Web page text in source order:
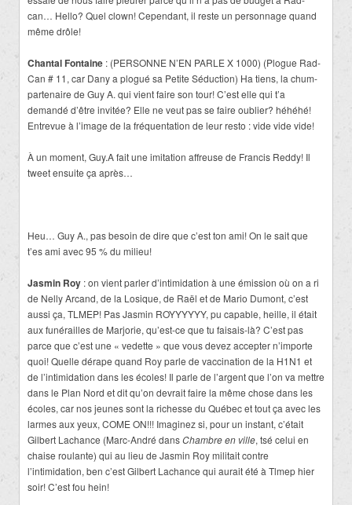
can… Hello? Quel clown! Cependant, il reste un personnage quand
même drôle!
Chantal Fontaine : (PERSONNE N’EN PARLE X 1000) (Plogue Rad-
Can # 11, car Dany a plogué sa Petite Séduction) Ha tiens, la chum-
partenaire de Guy A. qui vient faire son tour! C’est elle qui t’a
demandé d’être invitée? Elle ne veut pas se faire oublier? héhéhé!
Entrevue à l’image de la fréquentation de leur resto : vide vide vide!
À un moment, Guy.A fait une imitation affreuse de Francis Reddy! Il
tweet ensuite ça après…
Heu… Guy A., pas besoin de dire que c’est ton ami! On le sait que
t’es ami avec 95 % du milieu!
Jasmin Roy : on vient parler d’intimidation à une émission où on a ri
de Nelly Arcand, de la Losique, de Raël et de Mario Dumont, c’est
aussi ça, TLMEP! Pas Jasmin ROYYYYYY, pu capable, heille, il était
aux funérailles de Marjorie, qu’est-ce que tu faisais-là? C’est pas
parce que c’est une « vedette » que vous devez accepter n’importe
quoi! Quelle dérape quand Roy parle de vaccination de la H1N1 et
de l’intimidation dans les écoles! Il parle de l’argent que l’on va mettre
dans le Plan Nord et dit qu’on devrait faire la même chose dans les
écoles, car nos jeunes sont la richesse du Québec et tout ça avec les
larmes aux yeux, COME ON!!! Imaginez si, pour un instant, c’était
Gilbert Lachance (Marc-André dansChambre en ville, tsé celui en
chaise roulante) qui au lieu de Jasmin Roy militait contre
l’intimidation, ben c’est Gilbert Lachance qui aurait été à Tlmep hier
soir! C’est fou hein!